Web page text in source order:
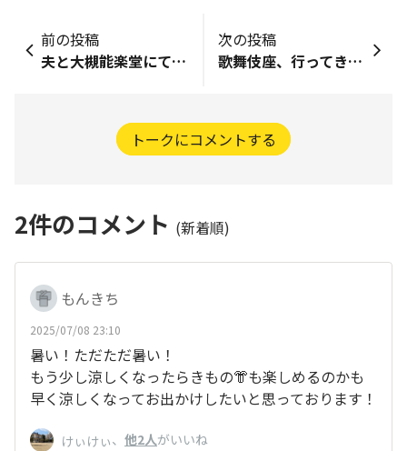
前の投稿
夫と大槻能楽堂にて野村万作萬斎さんの狂言へ。 着物の方わりといて浴衣に半幅の方もいました。暑いですよね💦 雨でしたがあまり当たらずで良かったです。 最後の獅子の舞がかっこよかったです。
次の投稿
歌舞伎座、行ってきました！ 白鸚さん、幸四郎さん、染五郎さん、親子3代！凄い！高麗屋！
トークにコメントする
2件のコメント (新着順)
もんきち
2025/07/08 23:10
暑い！ただただ暑い！
もう少し涼しくなったらきもの👘も楽しめるのかも
早く涼しくなってお出かけしたいと思っております！
けぃけぃ、 他2人がいいね